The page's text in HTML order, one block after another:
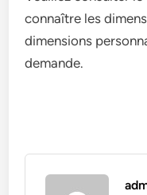
connaître les
dimensions
demande.